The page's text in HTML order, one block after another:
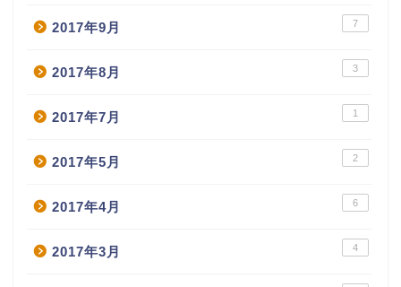
2017年9月 7
2017年8月 3
2017年7月 1
2017年5月 2
2017年4月 6
2017年3月 4